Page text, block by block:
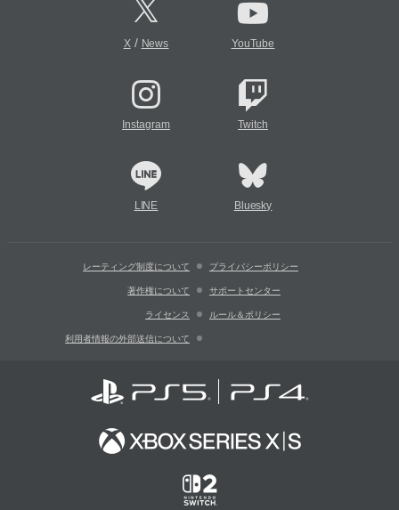
X/ News YouTube
Instagram Twitch
LINE Bluesky
レーティング制度について プライバシーポリシー
著作権について サポートセンター
ライセンス ルール＆ポリシー
利用者情報の外部送信について